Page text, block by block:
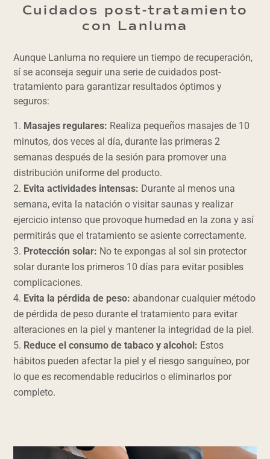
Cuidados post-tratamiento
con Lanluma
Aunque Lanluma no requiere un tiempo de recuperación,
sí se aconseja seguir una serie de cuidados post-
tratamiento para garantizar resultados óptimos y
seguros:
Masajes regulares: Realiza pequeños masajes de 10
minutos, dos veces al día, durante las primeras 2
semanas después de la sesión para promover una
distribución uniforme del producto.
Evita actividades intensas: Durante al menos una
semana, evita la natación o visitar saunas y realizar
ejercicio intenso que provoque humedad en la zona y así
permitirás que el tratamiento se asiente correctamente.
Protección solar: No te expongas al sol sin protector
solar durante los primeros 10 días para evitar posibles
complicaciones.
Evita la pérdida de peso: abandonar cualquier método
de pérdida de peso durante el tratamiento para evitar
alteraciones en la piel y mantener la integridad de la piel.
Reduce el consumo de tabaco y alcohol: Estos
hábitos pueden afectar la piel y el riesgo sanguíneo, por
lo que es recomendable reducirlos o eliminarlos por
completo.